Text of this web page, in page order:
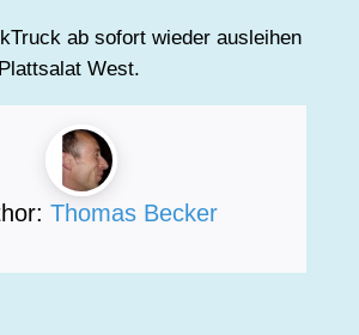
ab sofort wieder ausleihen
West.
Thomas Becker